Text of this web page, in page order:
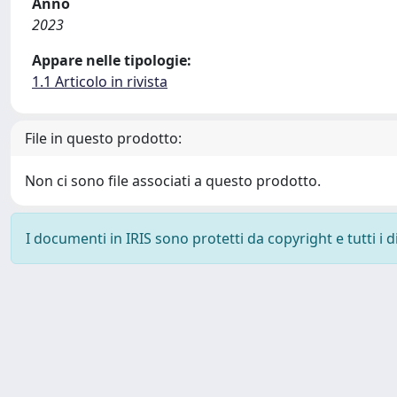
2023
Appare nelle tipologie:
1.1 Articolo in rivista
File in questo prodotto:
Non ci sono file associati a questo prodotto.
I documenti in IRIS sono protetti da copyright e tutti i